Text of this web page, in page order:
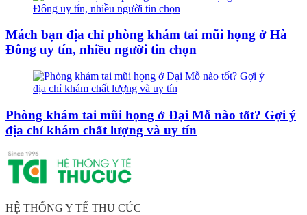
Mách bạn địa chỉ phòng khám tai mũi họng ở Hà
Đông uy tín, nhiều người tin chọn
Phòng khám tai mũi họng ở Đại Mỗ nào tốt? Gợi ý
địa chỉ khám chất lượng và uy tín
HỆ THỐNG Y TẾ THU CÚC